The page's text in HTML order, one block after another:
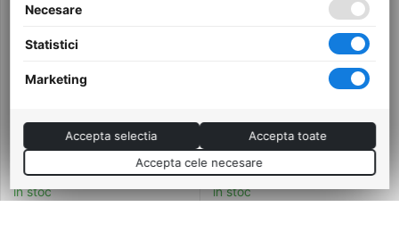
Bicicleta Electrica
Devron Riddle W1.7 - 27.5
Inch, 450 mm, Albastru
in stoc
Bicicleta Electrica
Prophete 52562 - 28
Inch, M, Gri
0.0
in stoc
serviciilor lor.
Necesare
Statistici
Marketing
Accepta cele necesare
Accepta selectia Accepta toate